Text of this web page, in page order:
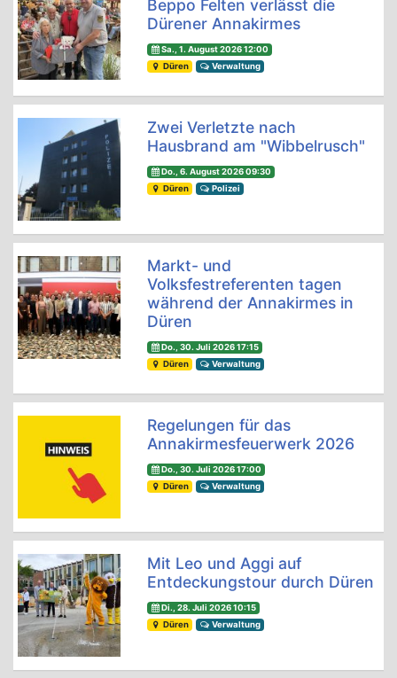
Beppo Felten verlässt die
Dürener Annakirmes
Sa., 1. August 2026 12:00
Düren
Verwaltung
Zwei Verletzte nach
Hausbrand am "Wibbelrusch"
Do., 6. August 2026 09:30
Düren
Polizei
Markt- und
Volksfestreferenten tagen
während der Annakirmes in
Düren
Do., 30. Juli 2026 17:15
Düren
Verwaltung
Regelungen für das
Annakirmesfeuerwerk 2026
Do., 30. Juli 2026 17:00
Düren
Verwaltung
Mit Leo und Aggi auf
Entdeckungstour durch Düren
Di., 28. Juli 2026 10:15
Düren
Verwaltung